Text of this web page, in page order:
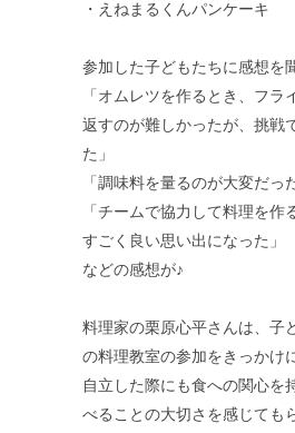
・えねまるくんパンケーキ
参加した子どもたちに感想を
「オムレツを作るとき、フラ
返すのが難しかったが、挑戦
た」
「調味料を量るのが大変だっ
「チームで協力して料理を作
すごく良い思い出になった」
などの感想が♪
料理家の栗原心平さんは、子
の料理教室の参加をきっかけ
自立した際にも食への関心を
べることの大切さを感じても